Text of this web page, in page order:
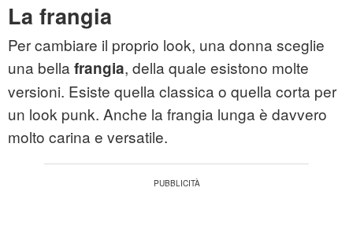
La frangia
Per cambiare il proprio look, una donna sceglie
una bella frangia, della quale esistono molte
versioni. Esiste quella classica o quella corta per
un look punk. Anche la frangia lunga è davvero
molto carina e versatile.